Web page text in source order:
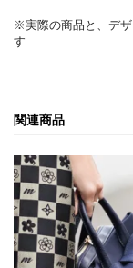
※実際の商品と、デ
す
関連商品